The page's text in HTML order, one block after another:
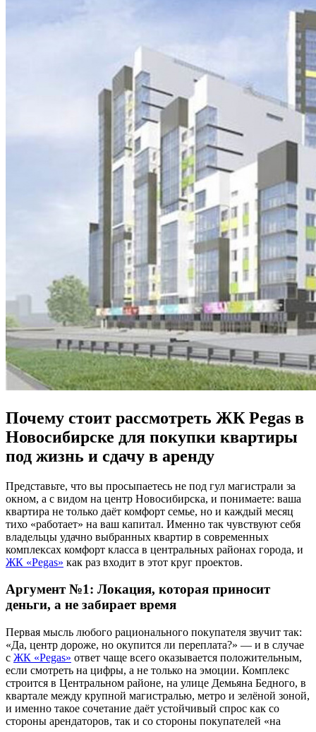
Почему стоит рассмотреть ЖК Pegas в
Новосибирске для покупки квартиры
под жизнь и сдачу в аренду
Представьте, что вы просыпаетесь не под гул магистрали за
окном, а с видом на центр Новосибирска, и понимаете: ваша
квартира не только даёт комфорт семье, но и каждый месяц
тихо «работает» на ваш капитал. Именно так чувствуют себя
владельцы удачно выбранных квартир в современных
комплексах комфорт класса в центральных районах города, и
ЖК «Pegas» как раз входит в этот круг проектов.
Аргумент №1: Локация, которая приносит
деньги, а не забирает время
Первая мысль любого рационального покупателя звучит так:
«Да, центр дороже, но окупится ли переплата?» — и в случае
с ЖК «Pegas» ответ чаще всего оказывается положительным,
если смотреть на цифры, а не только на эмоции. Комплекс
строится в Центральном районе, на улице Демьяна Бедного, в
квартале между крупной магистралью, метро и зелёной зоной,
и именно такое сочетание даёт устойчивый спрос как со
стороны арендаторов, так и со стороны покупателей «на